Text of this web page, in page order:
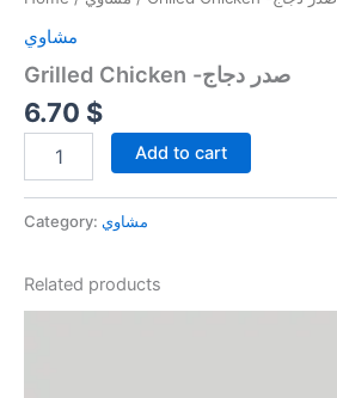
مشاوي
Grilled Chicken -صدر دجاج
6.70 $
Add to cart
Category: مشاوي
Related products